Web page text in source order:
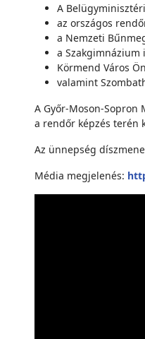
A
az országos
a Nemzeti
a Szakgimnázium
Körmend Város
valamint
A Győr-Moson-Sopron
a rendőr képzés terén
Az ünnepség
Média megjelenés: